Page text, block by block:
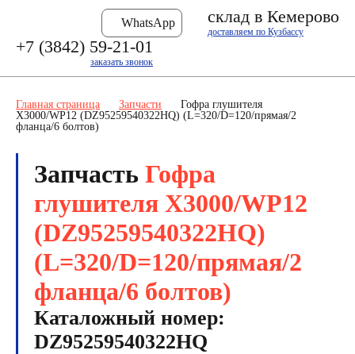
WhatsApp склад в Кемерово
доставляем по Кузбассу
+7 (3842) 59-21-01
заказать звонок
Главная страница Запчасти
Гофра глушителя
X3000/WP12 (DZ95259540322HQ) (L=320/D=120/прямая/2
фланца/6 болтов)
Запчасть Гофра
глушителя X3000/WP12
(DZ95259540322HQ)
(L=320/D=120/прямая/2
фланца/6 болтов)
Каталожный номер:
DZ95259540322HQ